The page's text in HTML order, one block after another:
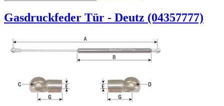
Gasdruckfeder Tür - Deutz (04357777)